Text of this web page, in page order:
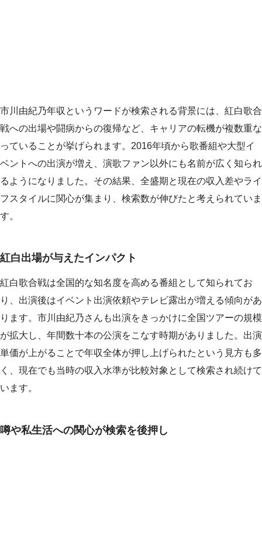
市川由紀乃年収というワードが検索される背景には、紅白歌合
戦への出場や闘病からの復帰など、キャリアの転機が複数重な
っていることが挙げられます。2016年頃から歌番組や大型イ
ベントへの出演が増え、演歌ファン以外にも名前が広く知られ
るようになりました。その結果、全盛期と現在の収入差やライ
フスタイルに関心が集まり、検索数が伸びたと考えられていま
す。
紅白出場が与えたインパクト
紅白歌合戦は全国的な知名度を高める番組として知られてお
り、出演後はイベント出演依頼やテレビ露出が増える傾向があ
ります。市川由紀乃さんも出演をきっかけに全国ツアーの規模
が拡大し、年間数十本の公演をこなす時期がありました。出演
単価が上がることで年収全体が押し上げられたという見方も多
く、現在でも当時の収入水準が比較対象として検索され続けて
います。
噂や私生活への関心が検索を後押し